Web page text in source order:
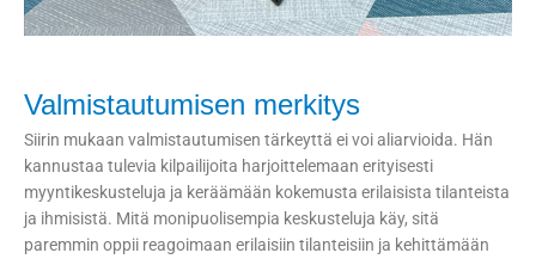
Valmistautumisen merkitys
Siirin mukaan valmistautumisen tärkeyttä ei voi aliarvioida. Hän
kannustaa tulevia kilpailijoita harjoittelemaan erityisesti
myyntikeskusteluja ja keräämään kokemusta erilaisista tilanteista
ja ihmisistä. Mitä monipuolisempia keskusteluja käy, sitä
paremmin oppii reagoimaan erilaisiin tilanteisiin ja kehittämään